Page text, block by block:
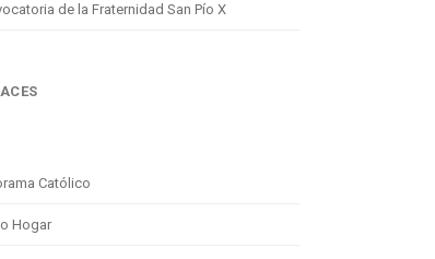
de la Fraternidad San Pío X
Católico
Hogar